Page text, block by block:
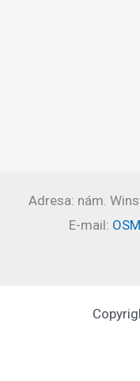
Adresa: nám.
E-mail: